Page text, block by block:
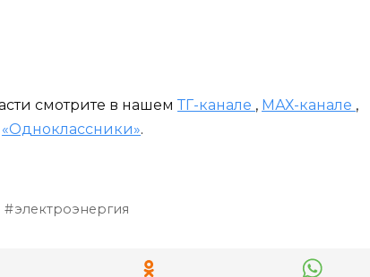
смотрите в нашем ТГ-канале , МАХ-канале ,
«Одноклассники».
электроэнергия